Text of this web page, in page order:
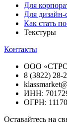
Для
Для дизайн-
Как стать
Текстуры
Контакты
ООО
8 (3822) 28-
ИНН:
ОГРН:
Оставайтесь на